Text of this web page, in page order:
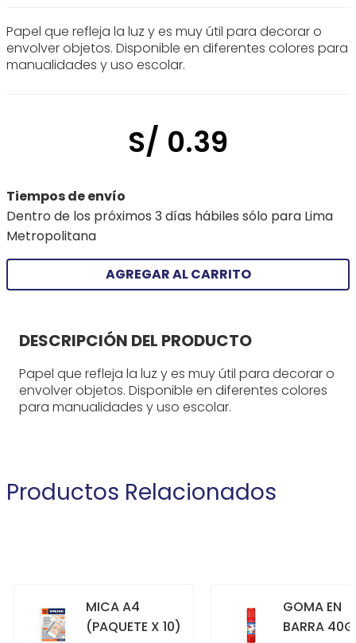
Papel que refleja la luz y es muy útil para decorar o
envolver objetos. Disponible en diferentes colores para
manualidades y uso escolar.
S/ 0.39
Tiempos de envío
Dentro de los próximos 3 días hábiles sólo para Lima
Metropolitana
AGREGAR AL CARRITO
DESCRIPCIÓN DEL PRODUCTO
Papel que refleja la luz y es muy útil para decorar o
envolver objetos. Disponible en diferentes colores
para manualidades y uso escolar.
Productos Relacionados
MICA A4
(PAQUETE X 10)
GOMA EN
BARRA